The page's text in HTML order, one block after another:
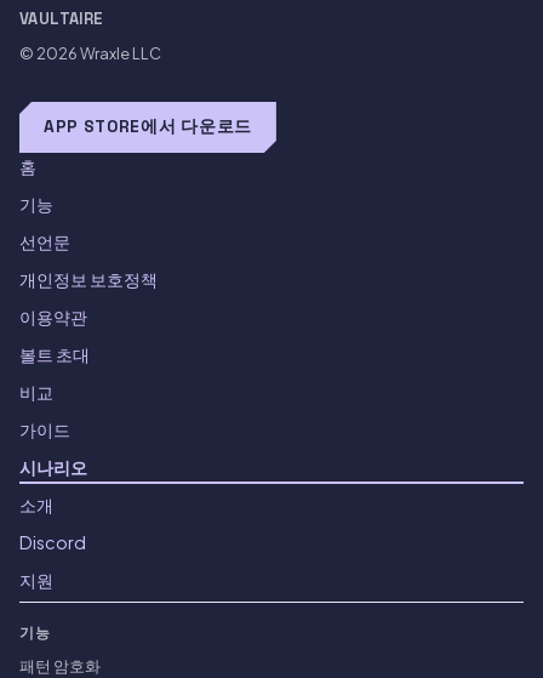
VAULTAIRE
© 2026Wraxle LLC
APP STORE에서 다운로드
홈
기능
선언문
개인정보 보호정책
이용약관
볼트 초대
비교
가이드
시나리오
소개
Discord
지원
기능
패턴 암호화